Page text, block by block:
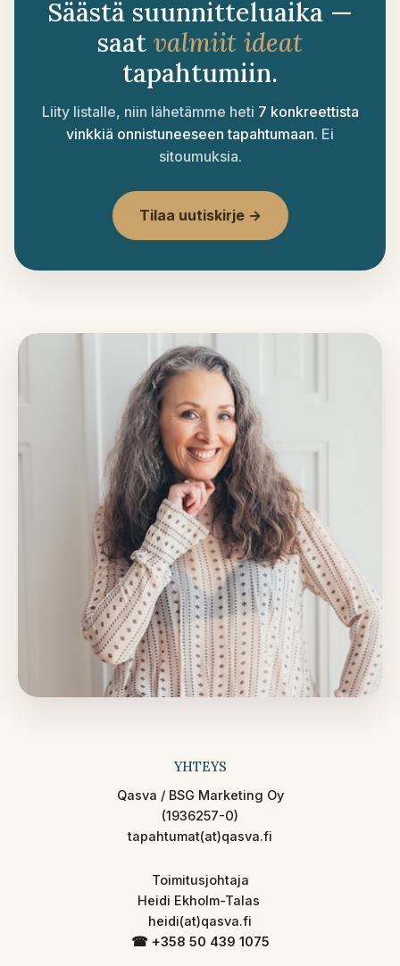
Säästä suunnitteluaika —
saat valmiit ideat
tapahtumiin.
Liity listalle, niin lähetämme heti 7 konkreettista
vinkkiä onnistuneeseen tapahtumaan. Ei
sitoumuksia.
Tilaa uutiskirje →
YHTEYS
Qasva / BSG Marketing Oy
(1936257-0)
tapahtumat(at)qasva.fi
Toimitusjohtaja
Heidi Ekholm-Talas
heidi(at)qasva.fi
☎︎ +358 50 439 1075